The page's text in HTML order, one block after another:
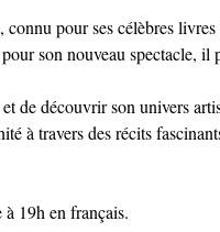
pour ses célèbres
son nouveau spectacle,
de découvrir son univers
à travers des récits
19h en français.